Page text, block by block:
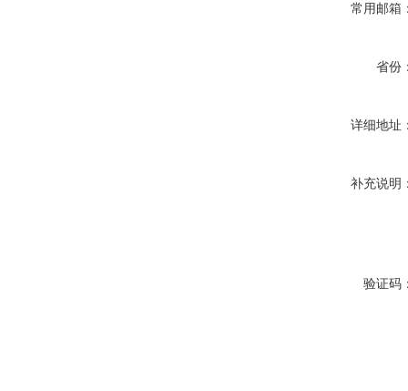
常用邮箱
省份
详细地址
补充说明
验证码